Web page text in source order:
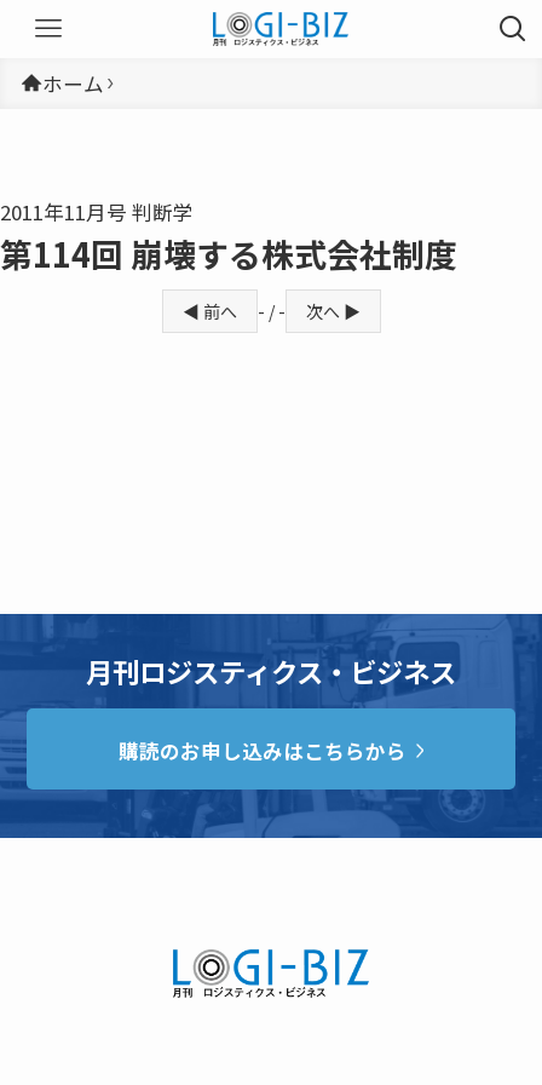
ホーム
2011年11月号 判断学
第114回 崩壊する株式会社制度
◀ 前へ - / - 次へ ▶
月刊ロジスティクス・ビジネス
購読のお申し込みはこちらから